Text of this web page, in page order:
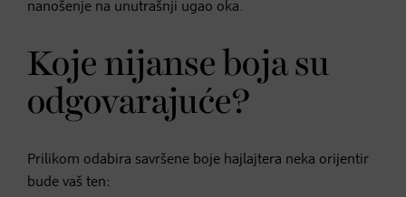
nanošenje na unutrašnji ugao oka.
Koje nijanse boja su
odgovarajuće?
Prilikom odabira savršene boje hajlajtera neka orijentir
bude vaš ten: